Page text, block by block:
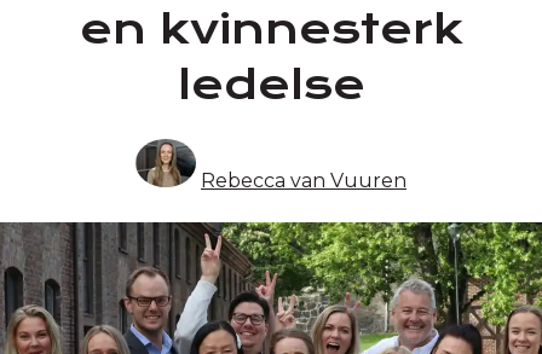
en kvinnesterk
ledelse
Rebecca van Vuuren